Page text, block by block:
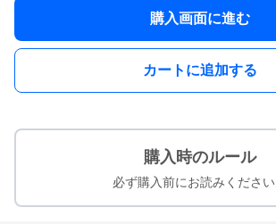
購入画面に進む
カートに追加する
購入時のルール
必ず購入前にお読みください